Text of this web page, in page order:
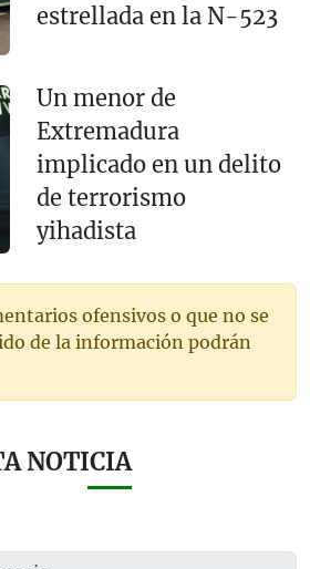
estrellada en la N-523
Un menor de
Extremadura
implicado en un delito
de terrorismo
yihadista
ofensivos o que no se
de la información podrán
NOTICIA